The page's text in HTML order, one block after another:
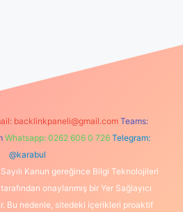
backlinkpaneli@gmail.com Teams:
Whatsapp: 0262 606 0 726 Telegram:
@karabul
Kanun gereğince Bilgi Teknolojileri
onaylanmış bir Yer Sağlayıcı
Bu nedenle, sitedeki içerikleri proaktif